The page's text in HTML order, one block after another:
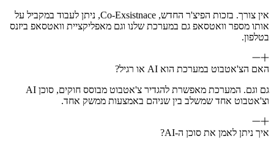
אין צורך. בזכות הפיצ'ר החדש, Co-Exsistnace, ניתן לעבוד במקביל על
אותו מספר וואטסאפ גם במערכת שלנו וגם מאפליקציית וואטסאפ ביזנס
בטלפון.
האם הצ'אטבוט במערכת הוא AI או רגיל?
גם וגם. המערכת מאפשרת להגדיר צ'אטבוט מבוסס חוקים, סוכן AI
וצ'אטבוט אחד שמשלב בין שניהם באמצעות ממשק אחד.
איך ניתן לאמן את סוכן ה-AI?